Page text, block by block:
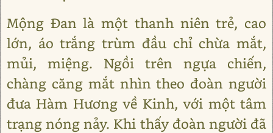
Mộng Ðan là một thanh niên trẻ, cao
lớn, áo trắng trùm đầu chỉ chừa mắt,
mủi, miệng. Ngồi trên ngựa chiến,
chàng căng mắt nhìn theo đoàn người
đưa Hàm Hương về Kinh, với một tâm
trạng nóng nảy. Khi thấy đoàn người đã